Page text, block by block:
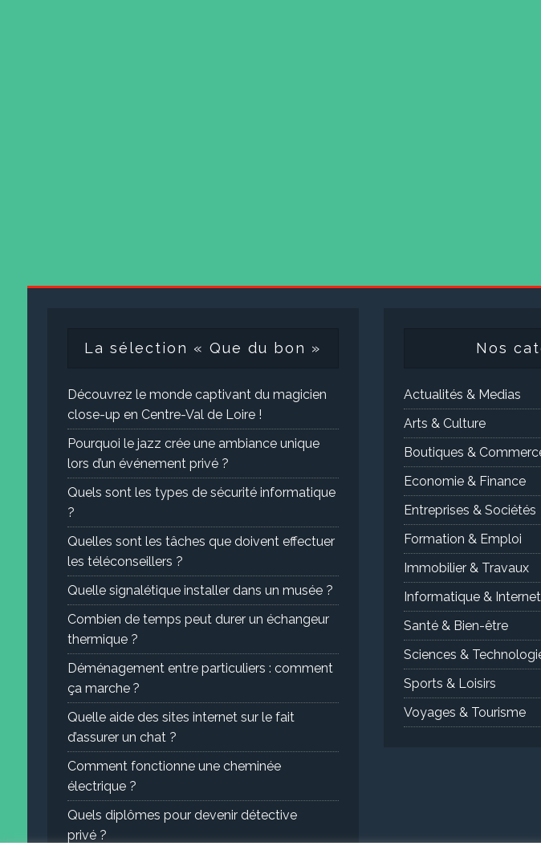
La sélection « Que du bon »
Découvrez le monde captivant du magicien
close-up en Centre-Val de Loire !
Pourquoi le jazz crée une ambiance unique
lors d’un événement privé ?
Quels sont les types de sécurité informatique
?
Quelles sont les tâches que doivent effectuer
les téléconseillers ?
Quelle signalétique installer dans un musée ?
Combien de temps peut durer un échangeur
thermique ?
Déménagement entre particuliers : comment
ça marche ?
Quelle aide des sites internet sur le fait
d’assurer un chat ?
Comment fonctionne une cheminée
électrique ?
Quels diplômes pour devenir détective
privé ?
Nos
Actualités & Medias
Arts & Culture
Boutiques &
Economie & Finance
Entreprises & Sociétés
Formation & Emploi
Immobilier & Travaux
Informatique & Internet
Santé & Bien-être
Sciences &
Sports & Loisirs
Voyages & Tourisme